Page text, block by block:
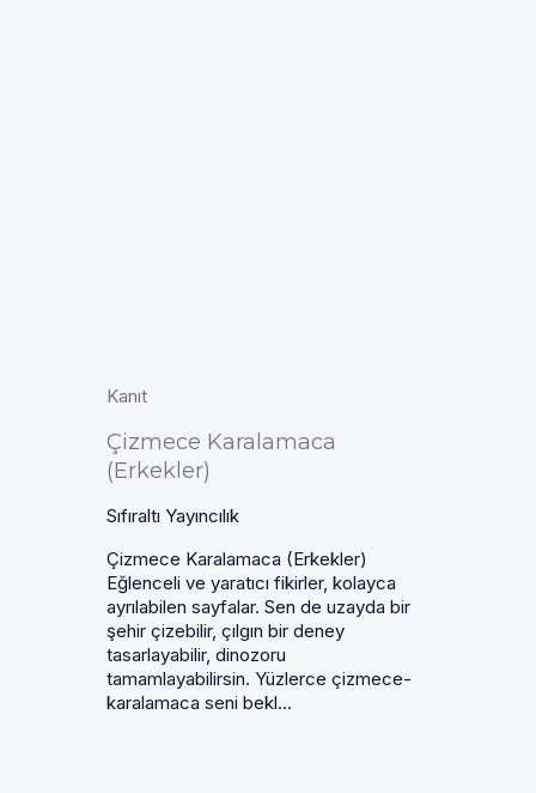
Kanıt
Çizmece Karalamaca
(Erkekler)
Sıfıraltı Yayıncılık
Çizmece Karalamaca (Erkekler)
Eğlenceli ve yaratıcı fikirler, kolayca
ayrılabilen sayfalar. Sen de uzayda bir
şehir çizebilir, çılgın bir deney
tasarlayabilir, dinozoru
tamamlayabilirsin. Yüzlerce çizmece-
karalamaca seni bekl...